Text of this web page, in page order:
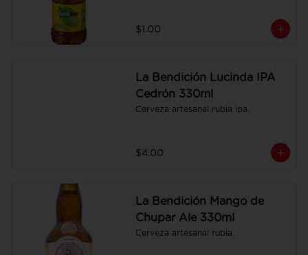
$1.00
La Bendición Lucinda IPA
Cedrón 330ml
Cerveza artesanal rubia ipa.
$4.00
La Bendición Mango de
Chupar Ale 330ml
Cerveza artesanal rubia.